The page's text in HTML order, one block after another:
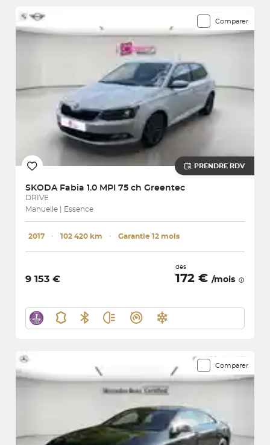
Comparer
PRENDRE RDV
SKODA Fabia 1.0 MPI 75 ch Greentec
DRIVE
Manuelle | Essence
2017 ･ 102 420 km ･ Garantie 12 mois
9 153 €
dès
172 € /mois
Comparer